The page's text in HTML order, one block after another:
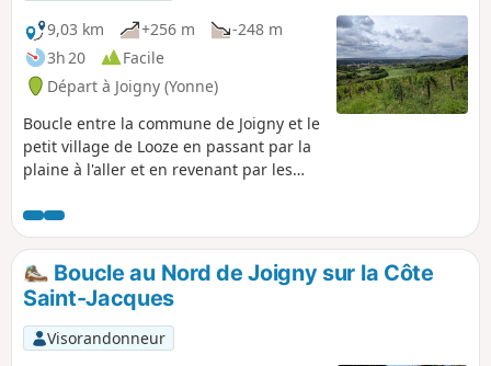
9,03 km
+256 m
-248 m
3h 20
Facile
Départ à Joigny (Yonne)
Boucle entre la commune de Joigny et le
petit village de Looze en passant par la
plaine à l'aller et en revenant par les
splendides sur la vallée de l'Yonne, sur
les environs et sur la ville de Joigny.
Boucle au Nord de Joigny sur la Côte
Saint-Jacques
Visorandonneur